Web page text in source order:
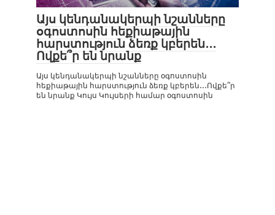
Այս կենդանակերպի նշանները
օգոստոսին հեքիաթային
հարստություն ձեռք կբերեն․․․
Ովքե՞ր են նրանք
Այս կենդանակերպի նշանները օգոստոսին
հեքիաթային հարստություն ձեռք կբերեն․․․Ովքե՞ր
են նրանք Կույս Կույսերի համար օգոստոսին